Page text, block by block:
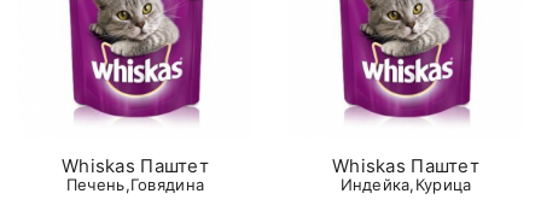
Whiskas Паштет
Печень,Говядина
Whiskas Паштет
Индейка,Курица